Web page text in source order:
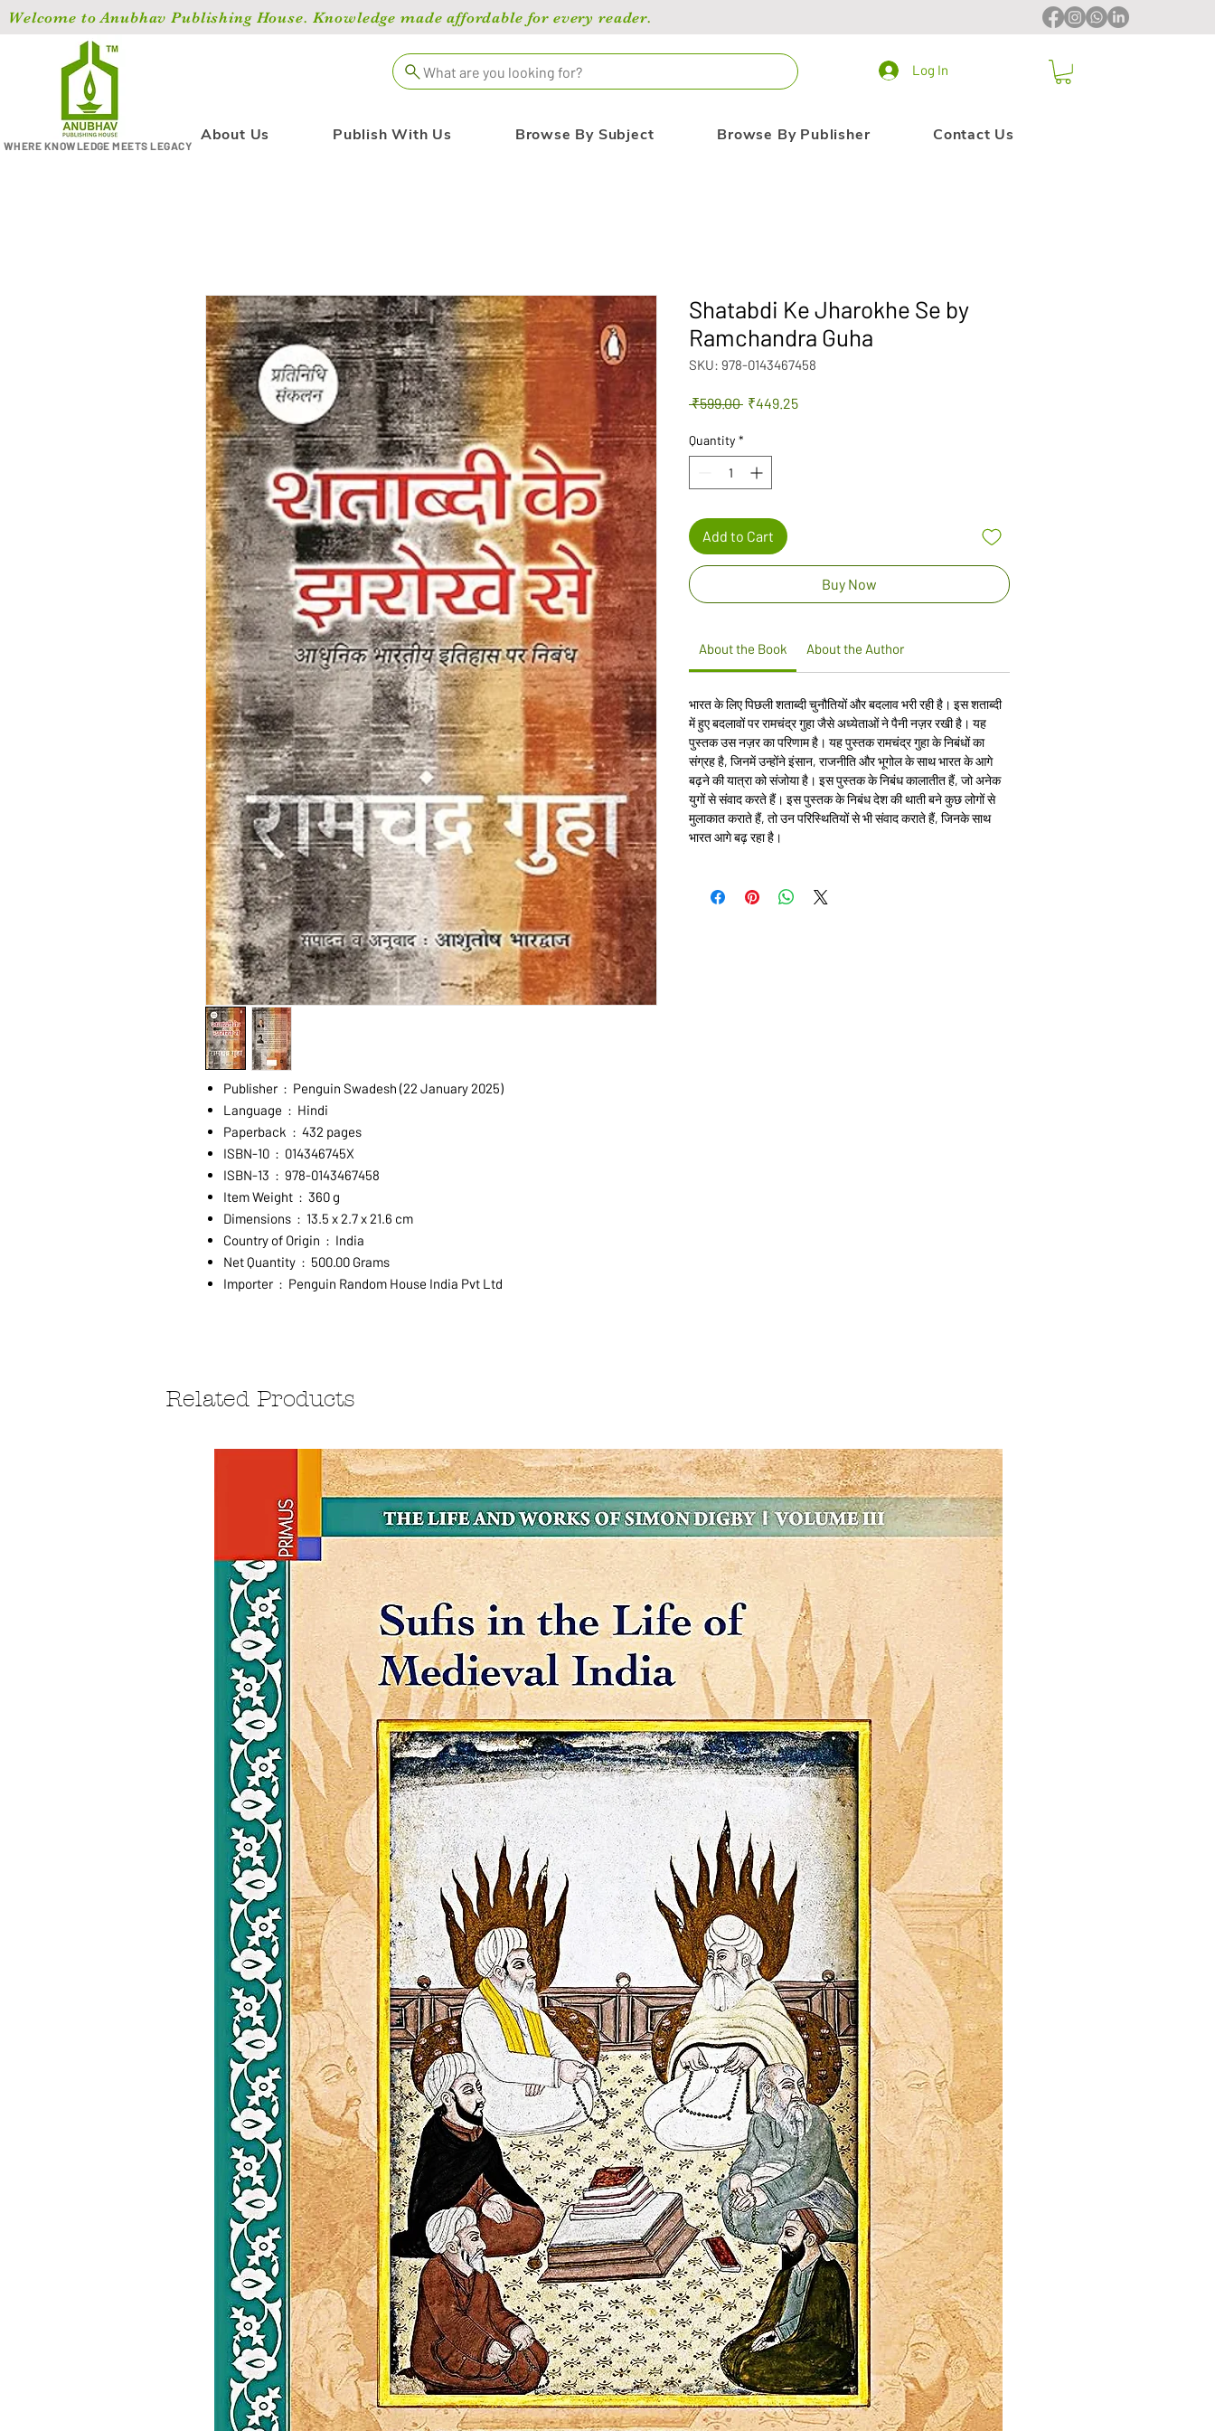
Welcome to Anubhav Publishing House. Knowledge made affordable for every reader.
WHERE KNOWLEDGE MEETS LEGACY
What are you looking for? Log In
About Us Publish With Us Browse By Subject Browse By Publisher Contact Us
Publisher ‏ : ‎ Penguin Swadesh (22 January 2025)
Language ‏ : ‎ Hindi
Paperback ‏ : ‎ 432 pages
ISBN-10 ‏ : ‎ 014346745X
ISBN-13 ‏ : ‎ 978-0143467458
Item Weight ‏ : ‎ 360 g
Dimensions ‏ : ‎ 13.5 x 2.7 x 21.6 cm
Country of Origin ‏ : ‎ India
Net Quantity ‏ : ‎ 500.00 Grams
Importer ‏ : ‎ Penguin Random House India Pvt Ltd
Shatabdi Ke Jharokhe Se by
Ramchandra Guha
SKU: 978-0143467458
₹599.00 Regular
₹449.25Sale
Quantity *
Add to Cart
Buy Now
About the Book About the Author
भारत के लिए पिछली शताब्दी चुनौतियों और बदलाव भरी रही है। इस शताब्दी
में हुए बदलावों पर रामचंद्र गुहा जैसे अध्येताओं ने पैनी नज़र रखी है। यह
पुस्तक उस नज़र का परिणाम है। यह पुस्तक रामचंद्र गुहा के निबंधों का
संग्रह है, जिनमें उन्होंने इंसान, राजनीति और भूगोल के साथ भारत के आगे
बढ़ने की यात्रा को संजोया है। इस पुस्तक के निबंध कालातीत हैं, जो अनेक
युगों से संवाद करते हैं। इस पुस्तक के निबंध देश की थाती बने कुछ लोगों से
मुलाकात कराते हैं, तो उन परिस्थितियों से भी संवाद कराते हैं, जिनके साथ
भारत आगे बढ़ रहा है।
Related Products